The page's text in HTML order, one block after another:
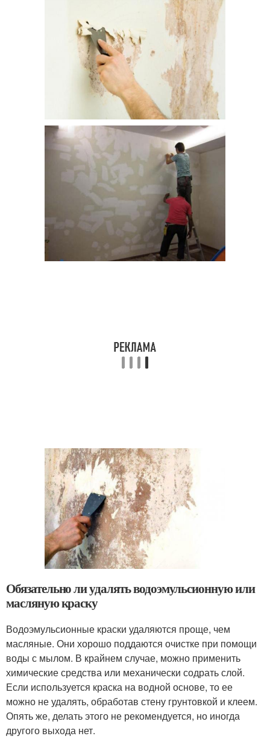
Обязательно ли удалять водоэмульсионную или
масляную краску
Водоэмульсионные краски удаляются проще, чем
масляные. Они хорошо поддаются очистке при помощи
воды с мылом. В крайнем случае, можно применить
химические средства или механически содрать слой.
Если используется краска на водной основе, то ее
можно не удалять, обработав стену грунтовкой и клеем.
Опять же, делать этого не рекомендуется, но иногда
другого выхода нет.